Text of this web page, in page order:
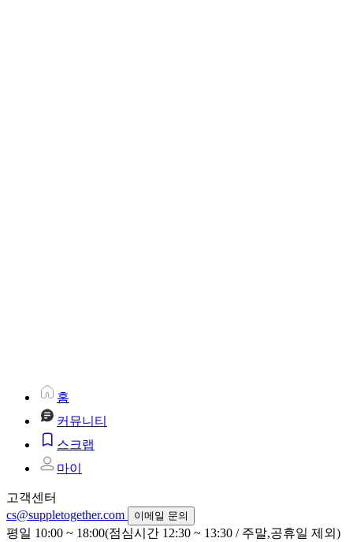
홈
커뮤니티
스크랩
마이
고객센터
cs@suppletogether.com
이메일 문의
평일 10:00 ~ 18:00(점심시간 12:30 ~ 13:30 / 주말,공휴일 제외)